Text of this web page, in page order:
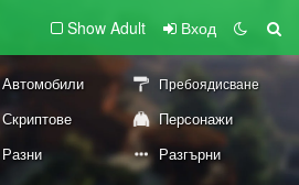
Show Adult Вход
Автомобили Пребоядисване
Скриптове
Персонажи
Разни Разгърни